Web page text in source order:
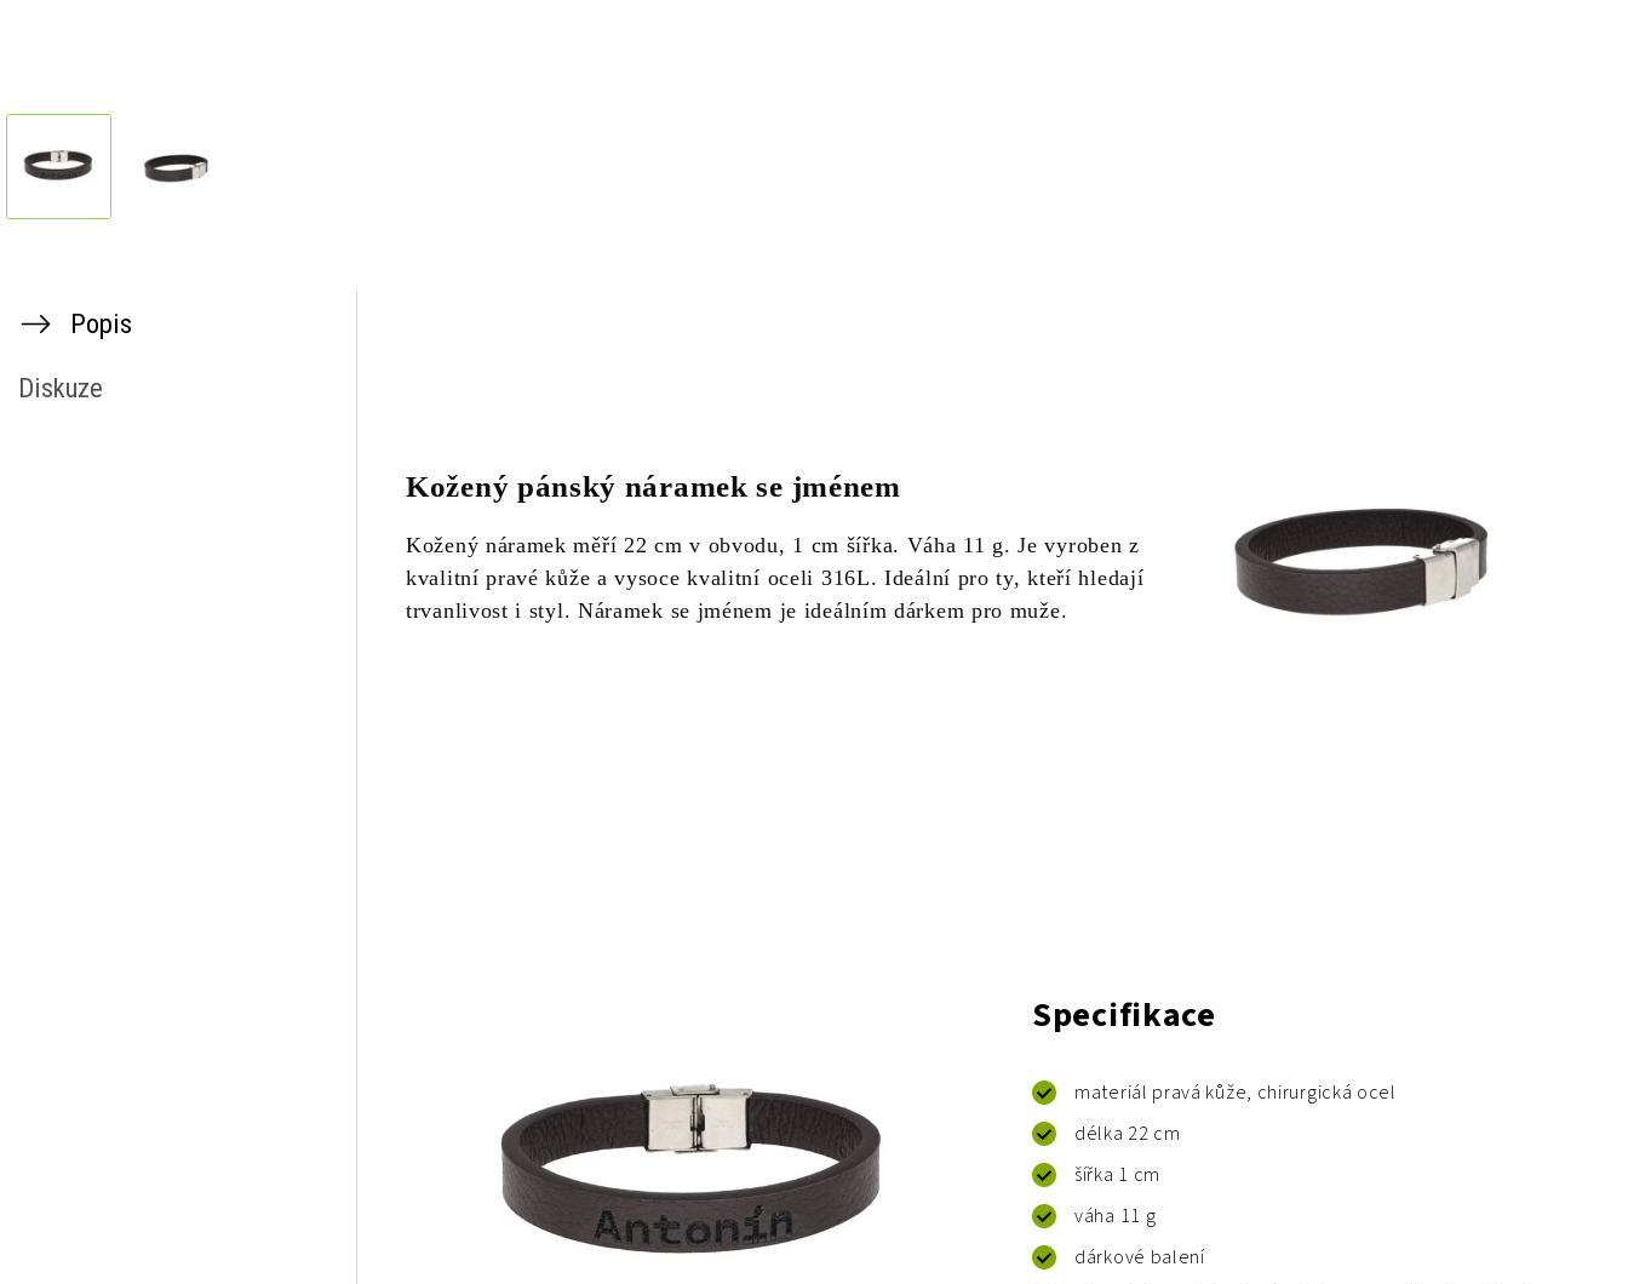
Popis
Diskuze
Kožený pánský náramek se jménem
Kožený náramek měří 22 cm v obvodu, 1 cm šířka. Váha 11 g. Je vyroben z
kvalitní pravé kůže a vysoce kvalitní oceli 316L. Ideální pro ty, kteří hledají
trvanlivost i styl. Náramek se jménem je ideálním dárkem pro muže.
Specifikace
materiál pravá kůže, chirurgická ocel
délka 22 cm
šířka 1 cm
váha 11 g
dárkové balení